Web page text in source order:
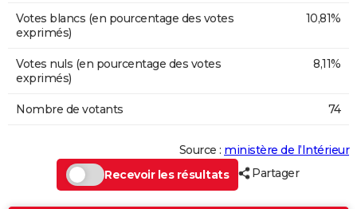
Votes blancs (en pourcentage des votes
exprimés)
10,81%
Votes nuls (en pourcentage des votes
exprimés)
8,11%
Nombre de votants 74
Source : ministère de l’Intérieur
Recevoir les résultats
Partager